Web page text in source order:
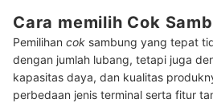
Cara memilih Cok
Pemilihan cok sambung yang tepat
dengan jumlah lubang, tetapi juga
kapasitas daya, dan kualitas
perbedaan jenis terminal serta fitur